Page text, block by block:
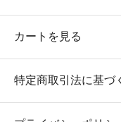
カートを見る
特定商取引法に基づ